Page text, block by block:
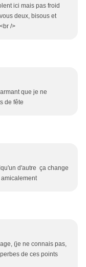
ici mais pas froid
deux, bisous et
/>
que je ne
de fête
d'autre ça change
(je ne connais pas,
de ces points